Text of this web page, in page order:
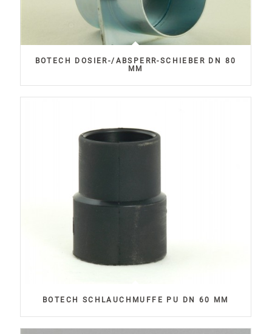
BOTECH DOSIER-/ABSPERR-SCHIEBER DN 80
MM
BOTECH SCHLAUCHMUFFE PU DN 60 MM